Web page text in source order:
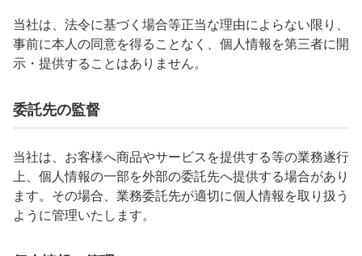
当社は、法令に基づく場合等正当な理由によらない限り、
事前に本人の同意を得ることなく、個人情報を第三者に開
示・提供することはありません。
委託先の監督
当社は、お客様へ商品やサービスを提供する等の業務遂行
上、個人情報の一部を外部の委託先へ提供する場合があり
ます。その場合、業務委託先が適切に個人情報を取り扱う
ように管理いたします。